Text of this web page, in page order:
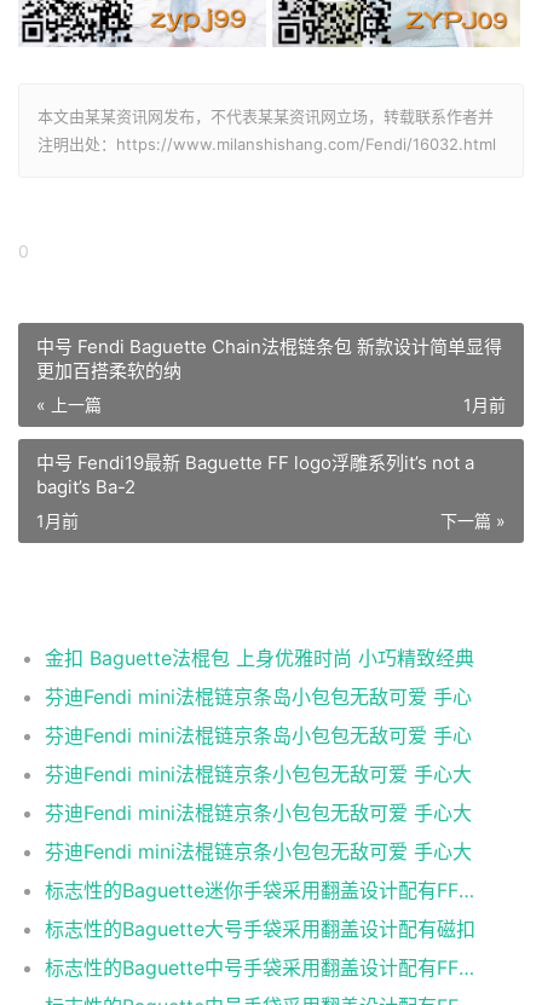
中号 Fendi19最新 Baguette FF logo浮雕系列it’s not a
bagit’s Ba